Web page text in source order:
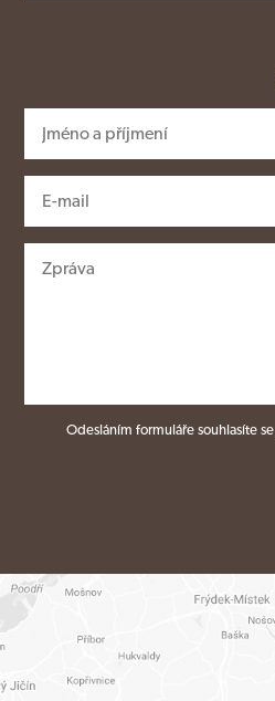
Odesláním formuláře souhlasíte se